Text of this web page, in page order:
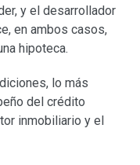
y el desarrollador
en ambos casos,
hipoteca.
lo más
del crédito
inmobiliario y el